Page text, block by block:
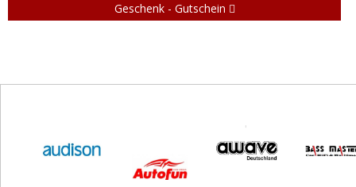
Geschenk - Gutschein